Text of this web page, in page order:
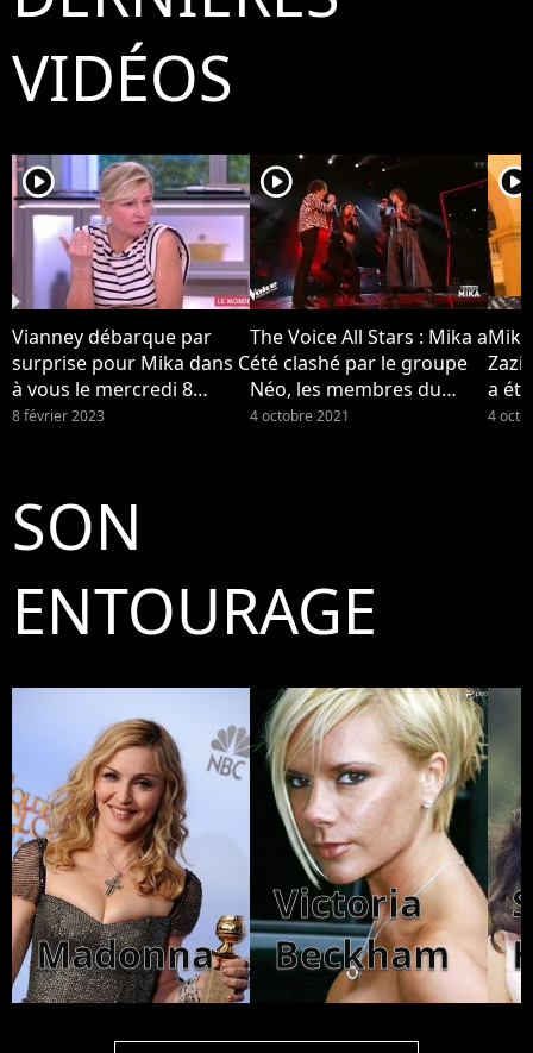
VIDÉOS
player2
Vianney débarque par
surprise pour Mika dans C
à vous le mercredi 8
février 2023 sur France 5...
8 février 2023
player2
The Voice All Stars : Mika a
été clashé par le groupe
Néo, les membres du
groupe se disent "surpris"
4 octobre 2021
player2
a
Néo
4
SON
ENTOURAGE
Madonna
Victoria
Beckham